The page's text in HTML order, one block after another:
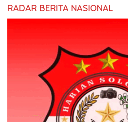
RADAR BERITA NASIONAL